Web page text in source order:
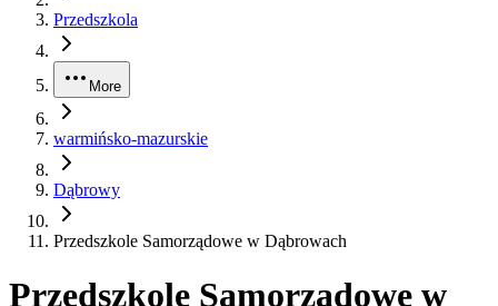
Przedszkola
More
warmińsko-mazurskie
Dąbrowy
Przedszkole Samorządowe w Dąbrowach
Przedszkole Samorządowe w